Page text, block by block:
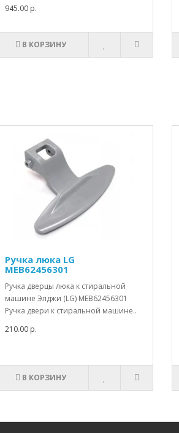
945.00 р.
В КОРЗИНУ
Ручка люка LG
MEB62456301
Ручка дверцы люка к стиральной
машине Элджи (LG) MEB62456301
Ручка двери к стиральной машине..
210.00 р.
В КОРЗИНУ